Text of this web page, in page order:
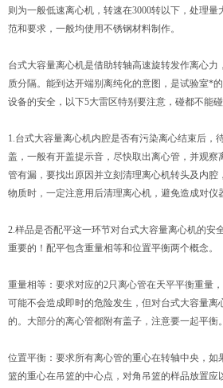
则为一般低速离心机，转速在3000转以下，处理
范和要求，一般均使用不锈钢材料制作。
台式大容量离心机是借助转轴高速旋转发作离心力
质分隔。能到达开端别离纯化的意图，是试验室*
设备的安全，以下5大雷区特别要注意，碰都不能碰
1.台式大容量离心机内腔是否有污染离心结束后，
盖，一般有开盖提示音，尽快取出离心管，并观察
管有漏，要找出原因并立刻清理离心机转头及内腔
物质时，一定注意用后清理离心机，避免造成对仪
2.样品是否配平这一环节对台式大容量离心机的安
重要的！配平包含重量相等和位置平衡两个概念。
重量相等：要求对应的2只离心管在天平平衡重量
可能不会造成即时的危险发生，但对台式大容量离
的。大部分的离心管都附有盖子，注意要一起平衡。
位置平衡：要求所有离心管的重心在转轴中央，如
篮的重心在吊篮的中心点，对角吊篮的样品放置应